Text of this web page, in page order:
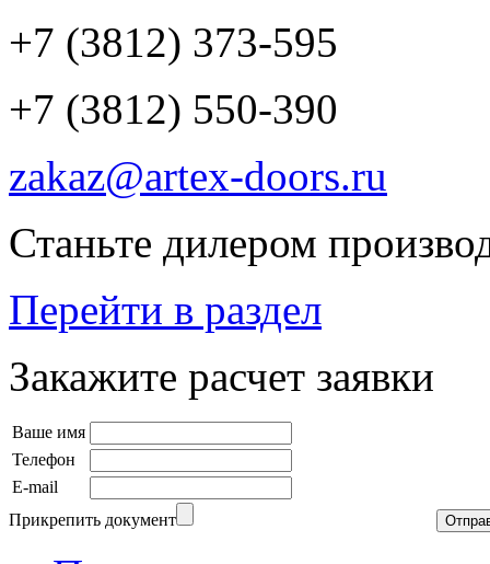
+7 (3812) 373-595
+7 (3812) 550-390
zakaz@artex-doors.ru
Станьте дилером
Перейти в раздел
Закажите расчет заявки
Ваше имя
Телефон
E-mail
Прикрепить документ